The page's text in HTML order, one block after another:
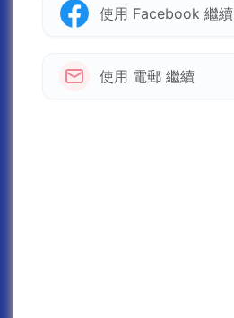
使用 Facebook 繼續
使用 電郵 繼續